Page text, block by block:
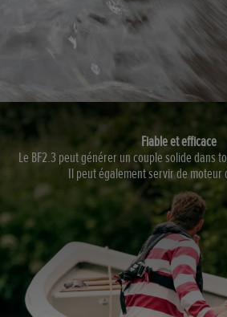
Fiable et efficace
Le BF2.3 peut générer un couple solide dans
Il peut également servir de moteur